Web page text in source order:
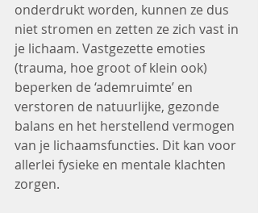
onderdrukt worden, kunnen ze dus
niet stromen en zetten ze zich vast in
je lichaam. Vastgezette emoties
(trauma, hoe groot of klein ook)
beperken de ‘ademruimte’ en
verstoren de natuurlijke, gezonde
balans en het herstellend vermogen
van je lichaamsfuncties. Dit kan voor
allerlei fysieke en mentale klachten
zorgen.